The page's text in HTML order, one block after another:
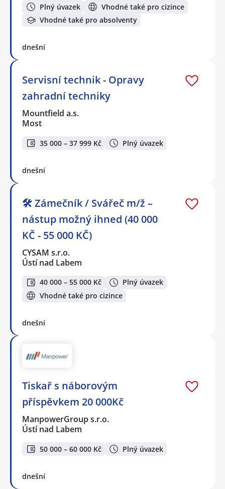
Plný úvazek
Vhodné také pro cizince
Vhodné také pro absolventy
dnešní
Servisní technik - Opravy
zahradní techniky
Mountfield a.s.
Most
35 000 – 37 999 Kč Plný úvazek
dnešní
🛠️ Zámečník / Svářeč m/ž –
nástup možný ihned (40 000
KČ - 55 000 KČ)
CYSAM s.r.o.
Ústí nad Labem
40 000 – 55 000 Kč
Plný úvazek
Vhodné také pro cizince
dnešní
Tiskař s náborovým
příspěvkem 20 000Kč
ManpowerGroup s.r.o.
Ústí nad Labem
50 000 – 60 000 Kč Plný úvazek
dnešní